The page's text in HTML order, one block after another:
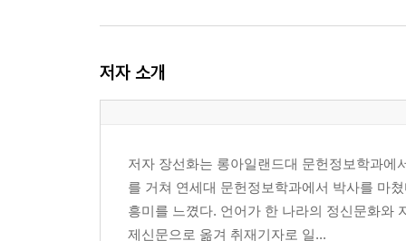
저자 소개
저자 장선화는 롱아일랜드대 문헌정보학과
를 거쳐 연세대 문헌정보학과에서 박사를 마
흥미를 느꼈다. 언어가 한 나라의 정신문화와
제신문으로 옮겨 취재기자로 일...